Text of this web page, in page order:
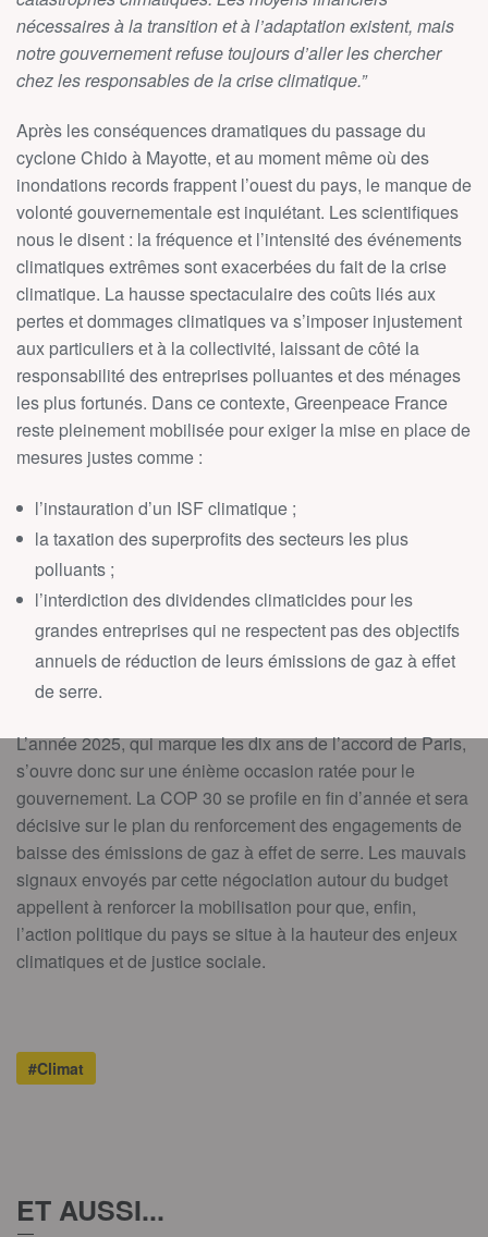
nécessaires à la transition et à l’adaptation existent, mais
notre gouvernement refuse toujours d’aller les chercher
chez les responsables de la crise climatique.”
Après les conséquences dramatiques du passage du
cyclone Chido à Mayotte, et au moment même où des
inondations records frappent l’ouest du pays, le manque de
volonté gouvernementale est inquiétant. Les scientifiques
nous le disent : la fréquence et l’intensité des événements
climatiques extrêmes sont exacerbées du fait de la crise
climatique. La hausse spectaculaire des coûts liés aux
pertes et dommages climatiques va s’imposer injustement
aux particuliers et à la collectivité, laissant de côté la
responsabilité des entreprises polluantes et des ménages
les plus fortunés. Dans ce contexte, Greenpeace France
reste pleinement mobilisée pour exiger la mise en place de
mesures justes comme :
l’instauration d’un ISF climatique ;
la taxation des superprofits des secteurs les plus
polluants ;
l’interdiction des dividendes climaticides pour les
grandes entreprises qui ne respectent pas des objectifs
annuels de réduction de leurs émissions de gaz à effet
de serre.
L’année 2025, qui marque les dix ans de l’accord de Paris,
s’ouvre donc sur une énième occasion ratée pour le
gouvernement. La COP 30 se profile en fin d’année et sera
décisive sur le plan du renforcement des engagements de
baisse des émissions de gaz à effet de serre. Les mauvais
signaux envoyés par cette négociation autour du budget
appellent à renforcer la mobilisation pour que, enfin,
l’action politique du pays se situe à la hauteur des enjeux
climatiques et de justice sociale.
#Climat
ET AUSSI...